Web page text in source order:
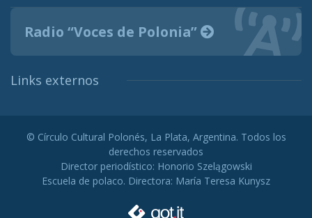
Radio “Voces de Polonia”
Links externos
© Círculo Cultural Polonés, La Plata, Argentina. Todos los
derechos reservados
Director periodístico: Honorio Szelągowski
Escuela de polaco. Directora: María Teresa Kunysz